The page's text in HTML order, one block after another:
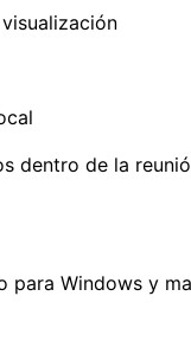
dentro de la
para Windows y